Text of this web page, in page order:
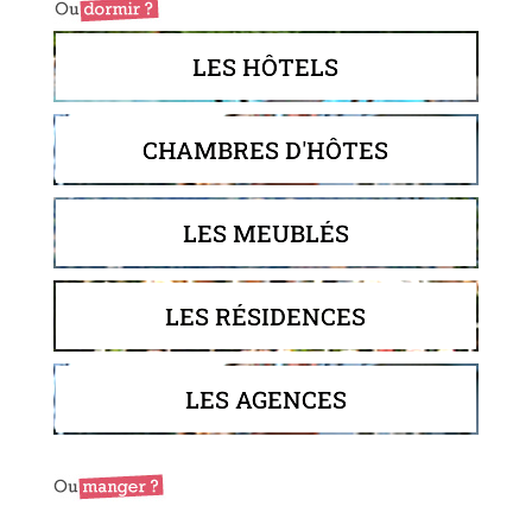
LES HÔTELS
CHAMBRES D'HÔTES
LES MEUBLÉS
LES RÉSIDENCES
LES AGENCES